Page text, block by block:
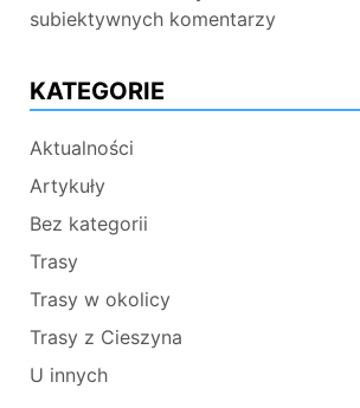
subiektywnych komentarzy
KATEGORIE
Aktualności
Artykuły
Bez kategorii
Trasy
Trasy w okolicy
Trasy z Cieszyna
U innych